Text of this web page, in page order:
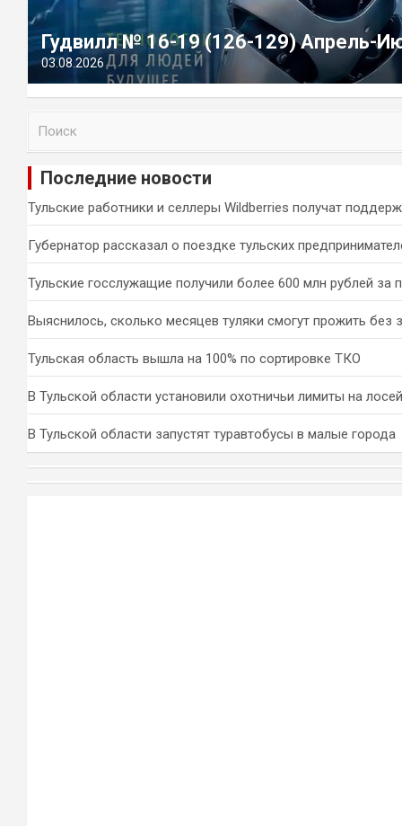
Гудвилл № 16-19 (126-129) Апрель-
03.08.2026
и
Последние новости
Тульские работники и селлеры Wildberries получат
Губернатор рассказал о поездке тульских
Тульские госслужащие получили более 600 млн рублей за
Выяснилось, сколько месяцев туляки смогут прожить без
Тульская область вышла на 100% по сортировке ТКО
В Тульской области установили охотничьи лимиты на
В Тульской области запустят туравтобусы в малые города